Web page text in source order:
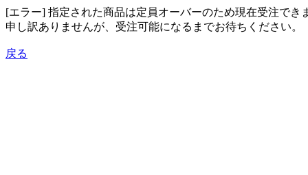
[エラー] 指定された商品は定員オーバーのため現在受注でき
申し訳ありませんが、受注可能になるまでお待ちください。
戻る